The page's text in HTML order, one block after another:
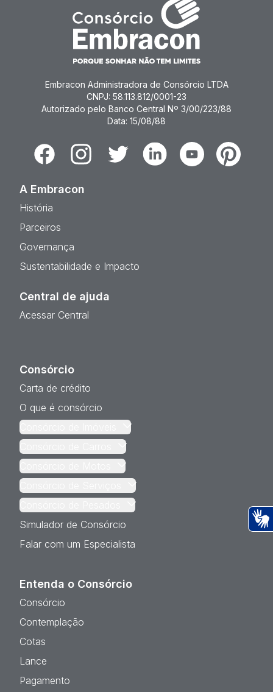
Embracon Administradora de Consórcio LTDA
CNPJ: 58.113.812/0001-23
Autorizado pelo Banco Central Nº 3/00/223/88
Data: 15/08/88
FacebookInstagramTwitter LinkedinYoutubePinterest
A Embracon
História
Parceiros
Governança
Sustentabilidade e Impacto
Central de ajuda
Acessar Central
Consórcio
Carta de crédito
O que é consórcio
Consórcio de Imóveis
Consórcio de Carros
Consórcio de Motos
Consórcio de Serviços
Consórcio de Pesados
Simulador de Consórcio
Falar com um Especialista
Entenda o Consórcio
Consórcio
Contemplação
Cotas
Lance
Pagamento